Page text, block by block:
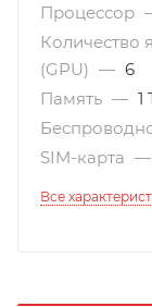
Процессор
Количество
(GPU) — 6
Память — 1
SIM-карта —
Все